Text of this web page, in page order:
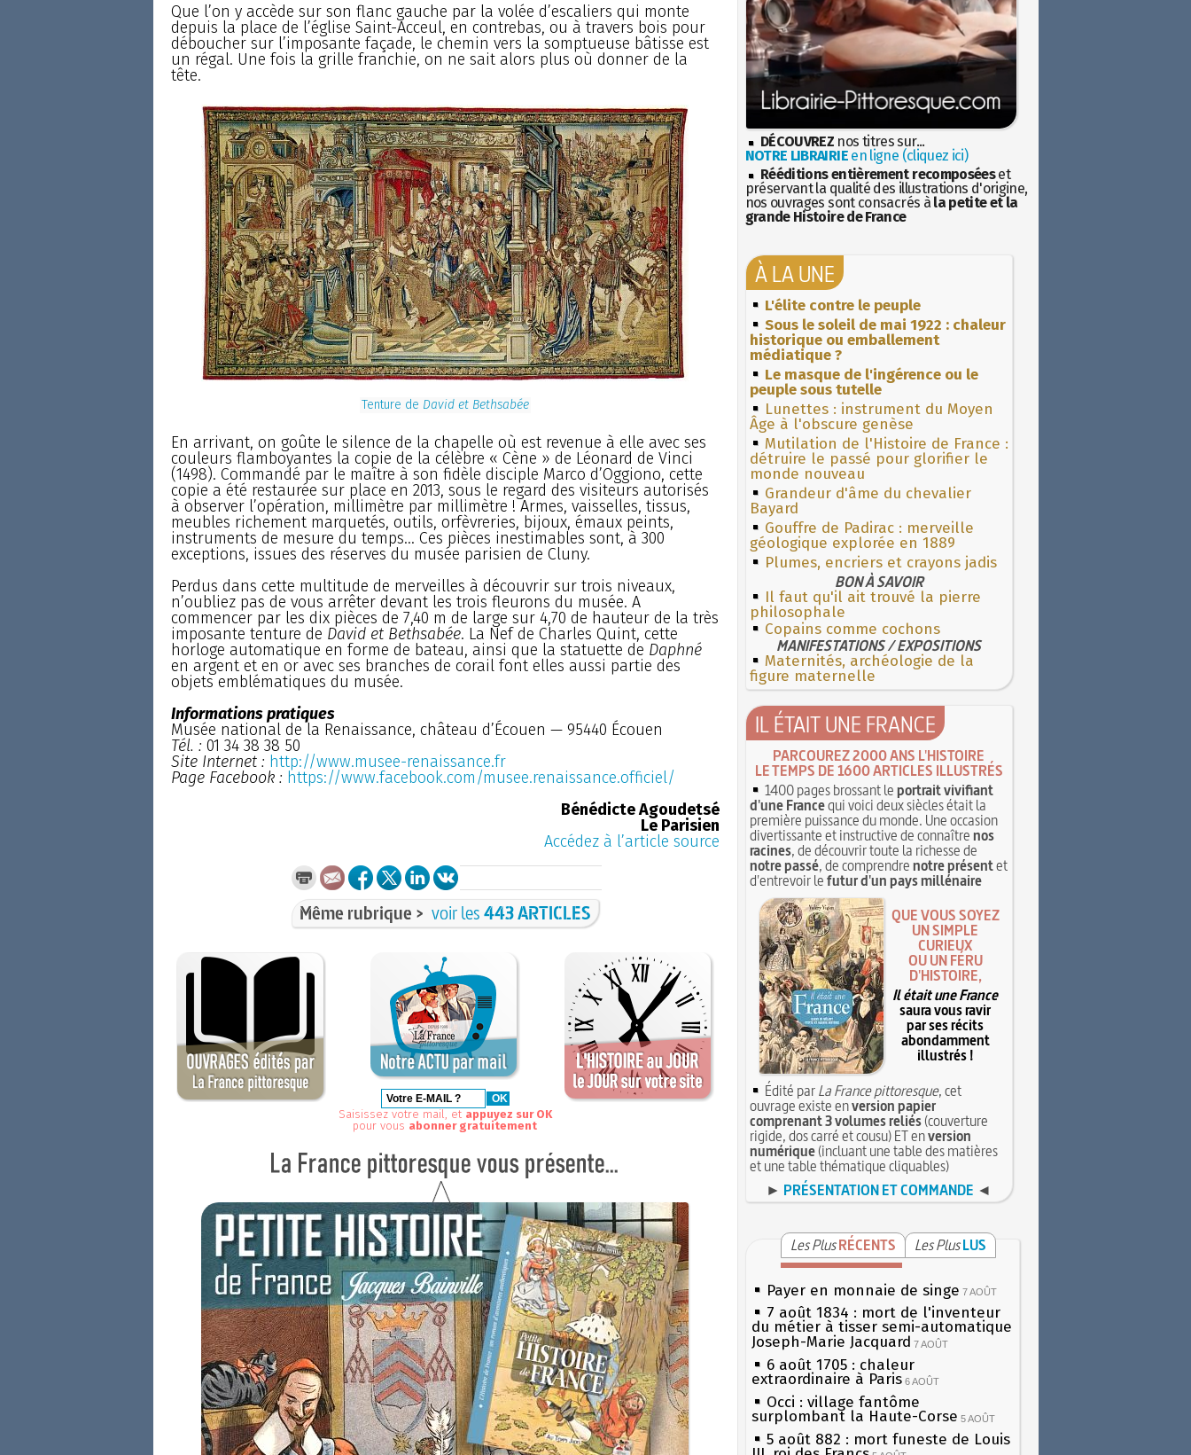
Que l’on y accède sur son flanc gauche par la volée d’escaliers qui monte
depuis la place de l’église Saint-Acceul, en contrebas, ou à travers bois pour
déboucher sur l’imposante façade, le chemin vers la somptueuse bâtisse est
un régal. Une fois la grille franchie, on ne sait alors plus où donner de la
tête.
Tenture de David et Bethsabée
En arrivant, on goûte le silence de la chapelle où est revenue à elle avec ses
couleurs flamboyantes la copie de la célèbre « Cène » de Léonard de Vinci
(1498). Commandé par le maître à son fidèle disciple Marco d’Oggiono, cette
copie a été restaurée sur place en 2013, sous le regard des visiteurs autorisés
à observer l’opération, millimètre par millimètre ! Armes, vaisselles, tissus,
meubles richement marquetés, outils, orfèvreries, bijoux, émaux peints,
instruments de mesure du temps... Ces pièces inestimables sont, à 300
exceptions, issues des réserves du musée parisien de Cluny.
Perdus dans cette multitude de merveilles à découvrir sur trois niveaux,
n’oubliez pas de vous arrêter devant les trois fleurons du musée. A
commencer par les dix pièces de 7,40 m de large sur 4,70 de hauteur de la très
imposante tenture de David et Bethsabée. La Nef de Charles Quint, cette
horloge automatique en forme de bateau, ainsi que la statuette de Daphné
en argent et en or avec ses branches de corail font elles aussi partie des
objets emblématiques du musée.
Informations pratiques
Musée national de la Renaissance, château d’Écouen — 95440 Écouen
Tél. : 01 34 38 38 50
Site Internet : http://www.musee-renaissance.fr
Page Facebook : https://www.facebook.com/musee.renaissance.officiel/
Bénédicte Agoudetsé
Le Parisien
Accédez à l’article source
Même rubrique > voir les443 ARTICLES
Saisissez votre mail, et appuyez sur OK
pour vous abonner gratuitement
DÉCOUVREZ nos titres sur...
NOTRE LIBRAIRIEen ligne (cliquez ici)
Rééditions entièrement recomposéeset
préservant la qualité des illustrations d'origine,
nos ouvrages sont consacrés à la petite et la
grande Histoire de France
À LA UNE
L'élite contre le peuple
Sous le soleil de mai 1922 : chaleur
historique ou emballement
médiatique ?
Le masque de l'ingérence ou le
peuple sous tutelle
Lunettes : instrument du Moyen
Âge à l'obscure genèse
Mutilation de l'Histoire de France :
détruire le passé pour glorifier le
monde nouveau
Grandeur d'âme du chevalier
Bayard
Gouffre de Padirac : merveille
géologique explorée en 1889
Plumes, encriers et crayons jadis
BON À SAVOIR
Il faut qu'il ait trouvé la pierre
philosophale
Copains comme cochons
MANIFESTATIONS / EXPOSITIONS
Maternités, archéologie de la
figure maternelle
IL ÉTAIT UNE FRANCE
PARCOUREZ 2000 ANS L'HISTOIRE
LE TEMPS DE 1600 ARTICLES ILLUSTRÉS
1400 pages brossant leportrait vivifiant
d'une Francequi voici deux siècles était la
première puissance du monde. Une occasion
divertissante et instructive de connaîtrenos
racines, de découvrir toute la richesse de
notre passé, de comprendrenotre présentet
d'entrevoir lefutur d'un pays millénaire
QUE VOUS SOYEZ
UN SIMPLE
CURIEUX
OU UN FÉRU
D'HISTOIRE,
Il était une France
saura vous ravir
par ses récits
abondamment
illustrés !
Édité parLa France pittoresque, cet
ouvrage existe enversion papier
comprenant 3 volumes reliés(couverture
rigide, dos carré et cousu) ET enversion
numérique(incluant une table des matières
et une table thématique cliquables)
► PRÉSENTATION ET COMMANDE ◄
Les Plus RÉCENTS Les Plus LUS
Payer en monnaie de singe 7 AOÛT
7 août 1834 : mort de l'inventeur
du métier à tisser semi-automatique
Joseph-Marie Jacquard 7 AOÛT
6 août 1705 : chaleur
extraordinaire à Paris 6 AOÛT
Occi : village fantôme
surplombant la Haute-Corse 5 AOÛT
5 août 882 : mort funeste de Louis